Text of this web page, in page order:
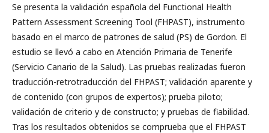
Se presenta la validación española del Functional Health
Pattern Assessment Screening Tool (FHPAST), instrumento
basado en el marco de patrones de salud (PS) de Gordon. El
estudio se llevó a cabo en Atención Primaria de Tenerife
(Servicio Canario de la Salud). Las pruebas realizadas fueron
traducción-retrotraducción del FHPAST; validación aparente y
de contenido (con grupos de expertos); prueba piloto;
validación de criterio y de constructo; y pruebas de fiabilidad.
Tras los resultados obtenidos se comprueba que el FHPAST